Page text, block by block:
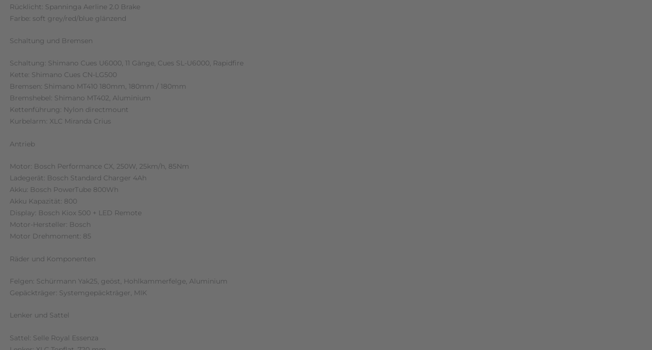
Rücklicht: Spanninga Aerline 2.0 Brake
Farbe: soft grey/red/blue glänzend
Schaltung und Bremsen
Schaltung: Shimano Cues U6000, 11 Gänge, Cues SL-U6000, Rapidfire
Kette: Shimano Cues CN-LG500
Bremsen: Shimano MT410 180mm, 180mm / 180mm
Bremshebel: Shimano MT402, Aluminium
Kettenführung: Nylon directmount
Kurbelarm: XLC Miranda Crius
Antrieb
Motor: Bosch Performance CX, 250W, 25km/h, 85Nm
Ladegerät: Bosch Standard Charger 4Ah
Akku: Bosch PowerTube 800Wh
Akku Kapazität: 800
Display: Bosch Kiox 500 + LED Remote
Motor-Hersteller: Bosch
Motor Drehmoment: 85
Räder und Komponenten
Felgen: Schürmann Yak25, geöst, Hohlkammerfelge, Aluminium
Gepäckträger: Systemgepäckträger, MIK
Lenker und Sattel
Sattel: Selle Royal Essenza